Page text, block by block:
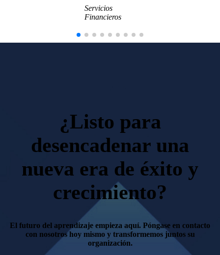
Servicios
Financieros
¿Listo para
desencadenar una
nueva era de éxito y
crecimiento?
El futuro del aprendizaje empieza aquí. Póngase en contacto
con nosotros hoy mismo y transformemos juntos su
organización.